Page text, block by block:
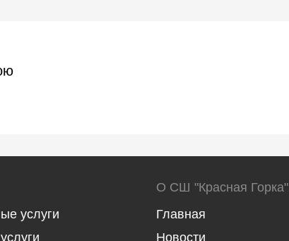
услуги
О СШ "Красная Горка"
Главная
Новости